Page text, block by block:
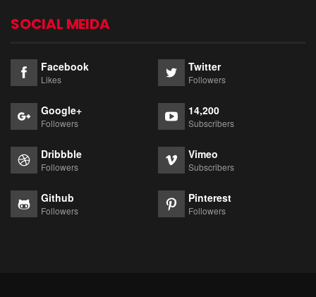
SOCIAL MEIDA
Facebook
Likes
Twitter
Followers
Google+
Followers
14,200
Subscribers
Dribbble
Followers
Vimeo
Subscribers
Github
Followers
Pinterest
Followers